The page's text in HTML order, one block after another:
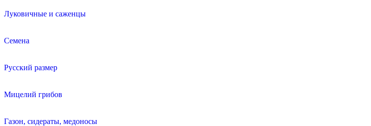
Луковичные и саженцы
Семена
Русский размер
Мицелий грибов
Газон, сидераты, медоносы